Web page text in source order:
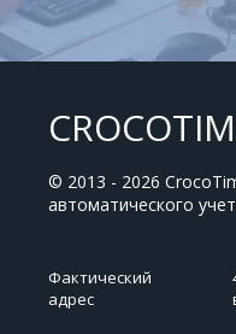
© 2013 - 2026
автоматического
Фактический
адрес